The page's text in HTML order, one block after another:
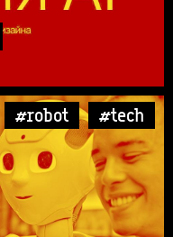
#robot #tech